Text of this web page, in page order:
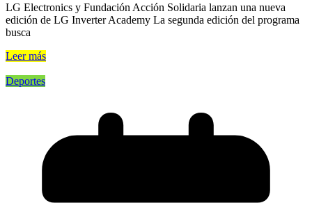
LG Electronics y Fundación Acción Solidaria lanzan una nueva
edición de LG Inverter Academy La segunda edición del programa
busca
Leer más
Deportes